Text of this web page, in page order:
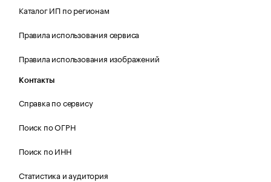
Каталог ИП по регионам
Правила использования сервиса
Правила использования изображений
Контакты
Справка по сервису
Поиск по ОГРН
Поиск по ИНН
Статистика и аудитория